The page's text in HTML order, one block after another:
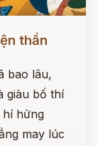
thần
bao lâu,
giàu bố thí
hí hửng
may lúc